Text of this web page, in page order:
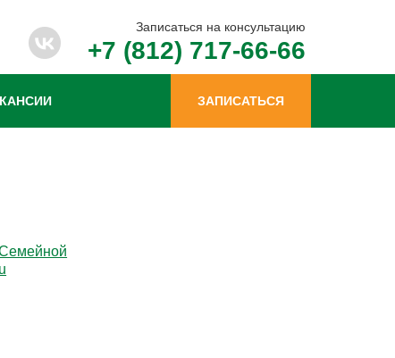
Записаться на консультацию
+7 (812) 717-66-66
ЗАПИСАТЬСЯ